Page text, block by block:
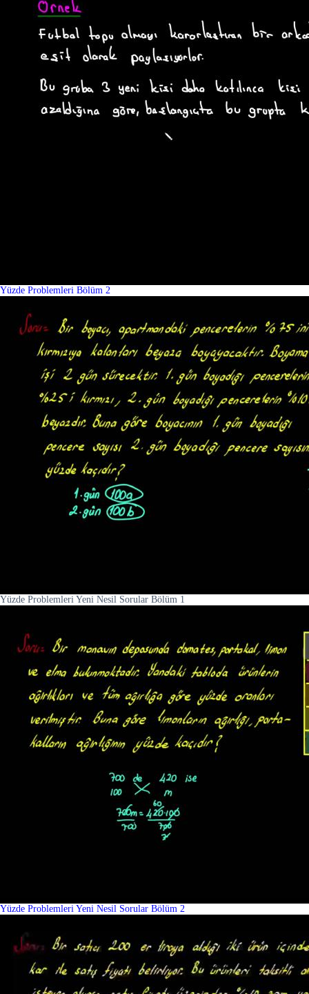
Yüzde Problemleri Bölüm 2
Yüzde Problemleri Yeni Nesil Sorular Bölüm 1
Yüzde Problemleri Yeni Nesil Sorular Bölüm 2